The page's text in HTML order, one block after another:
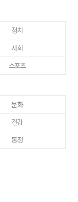
정치
사회
스포츠
문화
건강
동정